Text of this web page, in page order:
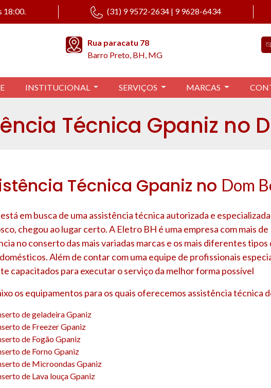
18:00. (31) 9 9572-2634 | 9 9628-6434
Rua paracatu 78
Barro Preto, BH, MG
INSTITUCIONAL SERVIÇOS MARCAS
Técnica Gpaniz no
Técnica Gpaniz no Dom
em busca de uma assistência técnica autorizada e
, chegou ao lugar certo. A Eletro BH é uma empresa com mais de
no conserto das mais variadas marcas e os mais diferentes
Além de contar com uma equipe de profissionais
capacitados para executar o serviço da melhor forma possível
os equipamentos para os quais oferecemos assistência técnica
de geladeira Gpaniz
de Freezer Gpaniz
de Fogão Gpaniz
de Forno Gpaniz
de Microondas Gpaniz
de Lava louça Gpaniz